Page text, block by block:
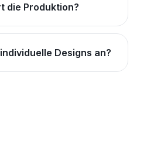
die Produktion?
Designs an?